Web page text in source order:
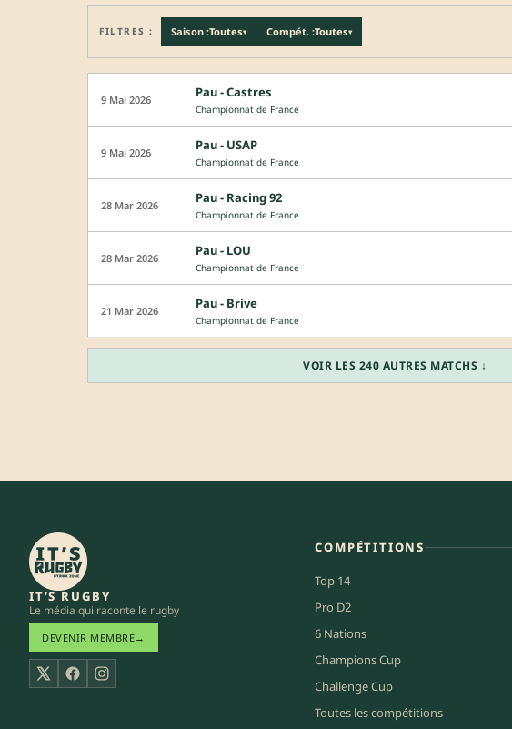
FILTRES : Saison :Toutes▾ Compét. :Toutes▾
9 Mai 2026 Pau - Castres
Championnat de France
9 Mai 2026 Pau - USAP
Championnat de France
28 Mar 2026 Pau - Racing 92
Championnat de France
28 Mar 2026 Pau - LOU
Championnat de France
21 Mar 2026 Pau - Brive
Championnat de France
VOIR LES 240 AUTRES MATCHS ↓
IT’S RUGBY
Le média qui raconte le rugby
DEVENIR MEMBRE→
X FacebookInstagram
COMPÉTITIONS
Top 14
Pro D2
6 Nations
Champions Cup
Challenge Cup
Toutes les compétitions